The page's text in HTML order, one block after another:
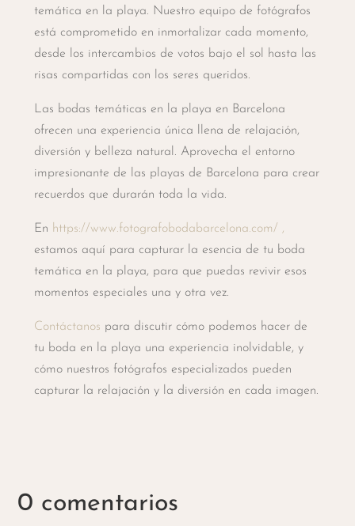
temática en la playa. Nuestro equipo de fotógrafos
está comprometido en inmortalizar cada momento,
desde los intercambios de votos bajo el sol hasta las
risas compartidas con los seres queridos.
Las bodas temáticas en la playa en Barcelona
ofrecen una experiencia única llena de relajación,
diversión y belleza natural. Aprovecha el entorno
impresionante de las playas de Barcelona para crear
recuerdos que durarán toda la vida.
En https://www.fotografobodabarcelona.com/ ,
estamos aquí para capturar la esencia de tu boda
temática en la playa, para que puedas revivir esos
momentos especiales una y otra vez.
Contáctanos para discutir cómo podemos hacer de
tu boda en la playa una experiencia inolvidable, y
cómo nuestros fotógrafos especializados pueden
capturar la relajación y la diversión en cada imagen.
0 comentarios